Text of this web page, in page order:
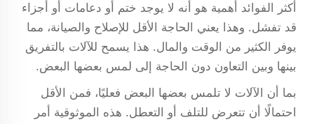
أكثر الفوائد أهمية هو أنه لا يوجد ختم أو دعامات أو أجزاء
قد تفشل. وهذا يعني الحاجة الأقل للإصلاح والصيانة، مما
يوفر الكثير من الوقت والمال. هذا يسمح للآلات بالتفريق
بينها وبين التعاون دون الحاجة إلى لمس بعضها البعض.
بما أن الآلات لا تلمس بعضها البعض فعليًا، فمن الأقل
احتمالًا أن تتعرض للتلف أو التعطل. هذه الموثوقية أمر